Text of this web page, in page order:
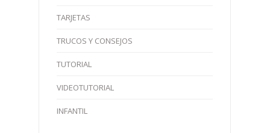
TARJETAS
TRUCOS Y CONSEJOS
TUTORIAL
VIDEOTUTORIAL
INFANTIL